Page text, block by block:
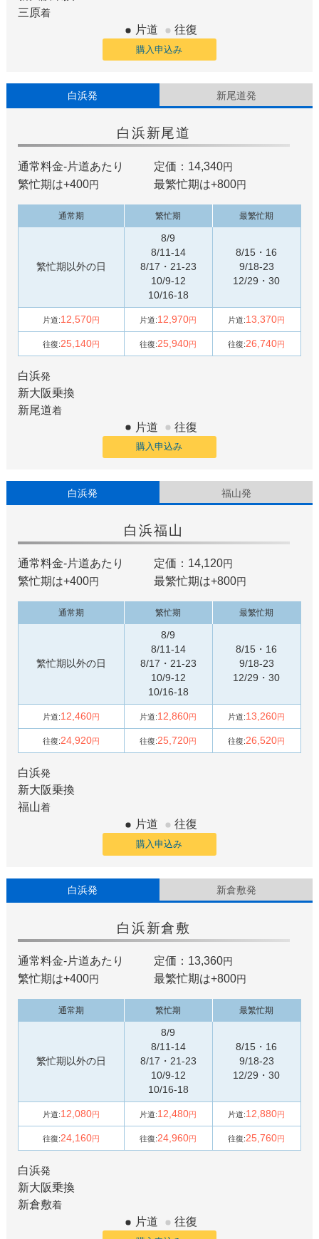
三原着
片道 往復
購入申込み
白浜発 新尾道発
白浜新尾道
通常料金-片道あたり 定価：14,340円
繁忙期は+400円 最繁忙期は+800円
通常期 繁忙期 最繁忙期
繁忙期以外の日
8/9
8/11-14
8/17・21-23
10/9-12
10/16-18
8/15・16
9/18-23
12/29・30
片道:12,570円 片道:12,970円 片道:13,370円
往復:25,140円 往復:25,940円 往復:26,740円
白浜発
新大阪乗換
新尾道着
片道 往復
購入申込み
白浜発 福山発
白浜福山
通常料金-片道あたり 定価：14,120円
繁忙期は+400円 最繁忙期は+800円
通常期 繁忙期 最繁忙期
繁忙期以外の日
8/9
8/11-14
8/17・21-23
10/9-12
10/16-18
8/15・16
9/18-23
12/29・30
片道:12,460円 片道:12,860円 片道:13,260円
往復:24,920円 往復:25,720円 往復:26,520円
白浜発
新大阪乗換
福山着
片道 往復
購入申込み
白浜発 新倉敷発
白浜新倉敷
通常料金-片道あたり 定価：13,360円
繁忙期は+400円 最繁忙期は+800円
通常期 繁忙期 最繁忙期
繁忙期以外の日
8/9
8/11-14
8/17・21-23
10/9-12
10/16-18
8/15・16
9/18-23
12/29・30
片道:12,080円 片道:12,480円 片道:12,880円
往復:24,160円 往復:24,960円 往復:25,760円
白浜発
新大阪乗換
新倉敷着
片道 往復